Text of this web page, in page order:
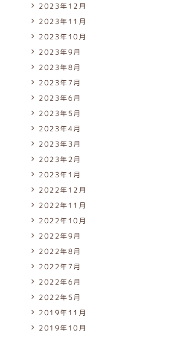
2023年12月
2023年11月
2023年10月
2023年9月
2023年8月
2023年7月
2023年6月
2023年5月
2023年4月
2023年3月
2023年2月
2023年1月
2022年12月
2022年11月
2022年10月
2022年9月
2022年8月
2022年7月
2022年6月
2022年5月
2019年11月
2019年10月